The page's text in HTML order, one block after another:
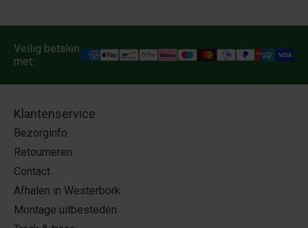
Veilig betalen
met:
Klantenservice
Bezorginfo
Retourneren
Contact
Afhalen in Westerbork
Montage uitbesteden